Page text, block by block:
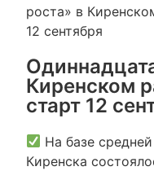
роста» в
12 сентября
Киренском
старт 12
На базе
Киренска